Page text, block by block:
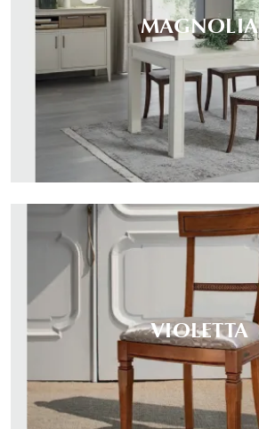
MAGNOLIA
VIOLETTA